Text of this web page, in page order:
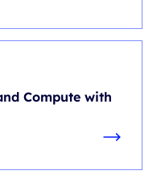
Compute with